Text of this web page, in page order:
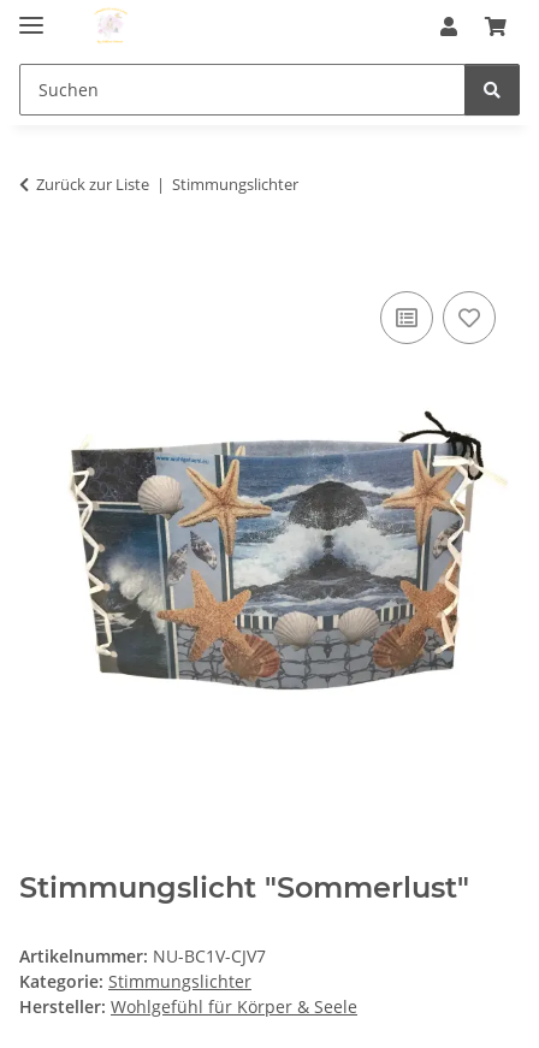
Zurück zur Liste Stimmungslichter
Stimmungslicht "Sommerlust"
Artikelnummer: NU-BC1V-CJV7
Kategorie: Stimmungslichter
Hersteller: Wohlgefühl für Körper & Seele